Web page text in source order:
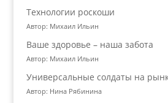
Технологии роскоши
Автор: Михаил Ильин
Ваше здоровье – наша забота
Автор: Михаил Ильин
Универсальные солдаты на
Автор: Нина Рябинина